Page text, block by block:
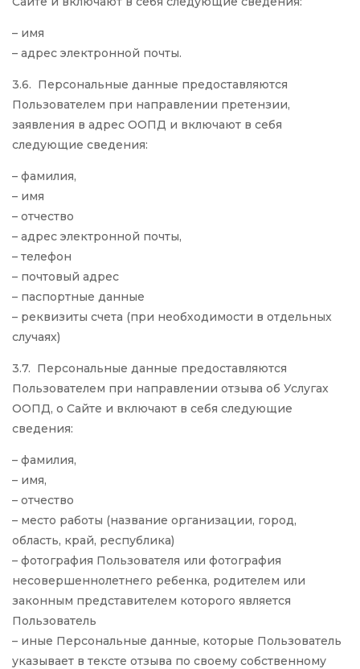
– имя
– адрес электронной почты.
3.6. Персональные данные предоставляются
Пользователем при направлении претензии,
заявления в адрес ООПД и включают в себя
следующие сведения:
– фамилия,
– имя
– отчество
– адрес электронной почты,
– телефон
– почтовый адрес
– паспортные данные
– реквизиты счета (при необходимости в отдельных
случаях)
3.7. Персональные данные предоставляются
Пользователем при направлении отзыва об Услугах
ООПД, о Сайте и включают в себя следующие
сведения:
– фамилия,
– имя,
– отчество
– место работы (название организации, город,
область, край, республика)
– фотография Пользователя или фотография
несовершеннолетнего ребенка, родителем или
законным представителем которого является
Пользователь
– иные Персональные данные, которые Пользователь
указывает в тексте отзыва по своему собственному